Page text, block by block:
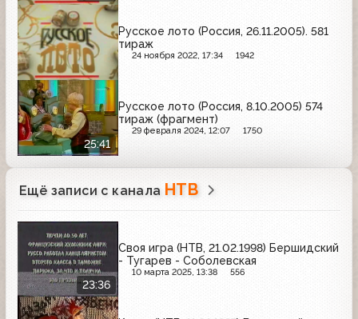
Русское лото (Россия, 26.11.2005). 581
тираж
24 ноября 2022, 17:34 1942
25:41
Русское лото (Россия, 8.10.2005) 574
тираж (фрагмент)
29 февраля 2024, 12:07 1750
Ещё записи с канала НТВ
23:36
Своя игра (НТВ, 21.02.1998) Бершидский
- Тугарев - Соболевская
10 марта 2025, 13:38 556